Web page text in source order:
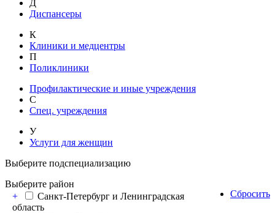
Д
Диспансеры
К
Клиники и медцентры
П
Поликлиники
Профилактические и иные учреждения
С
Спец. учреждения
У
Услуги для женщин
Выберите подспециализацию
Сбросить
Выберите район
+
Санкт-Петербург и Ленинградская
область